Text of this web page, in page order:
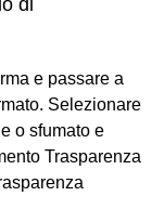
e passare a
Selezionare
o sfumato e
Trasparenza